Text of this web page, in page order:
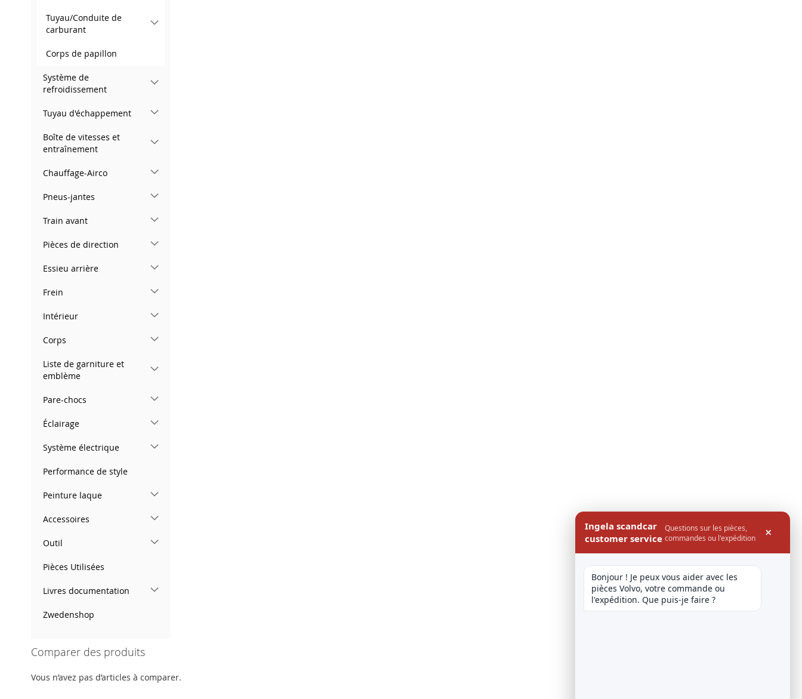
Tuyau/Conduite de
carburant
Corps de papillon
Système de
refroidissement
Tuyau d'échappement
Boîte de vitesses et
entraînement
Chauffage-Airco
Pneus-jantes
Train avant
Pièces de direction
Essieu arrière
Frein
Intérieur
Corps
Liste de garniture et
emblème
Pare-chocs
Éclairage
Système électrique
Performance de style
Peinture laque
Accessoires
Outil
Pièces Utilisées
Livres documentation
Zwedenshop
Comparer des produits
Vous n’avez pas d’articles à comparer.
Ingela scandcar
customer service
Questions sur les pièces,
commandes ou l'expédition
×
Bonjour ! Je peux vous aider avec les
pièces Volvo, votre commande ou
l'expédition. Que puis-je faire ?